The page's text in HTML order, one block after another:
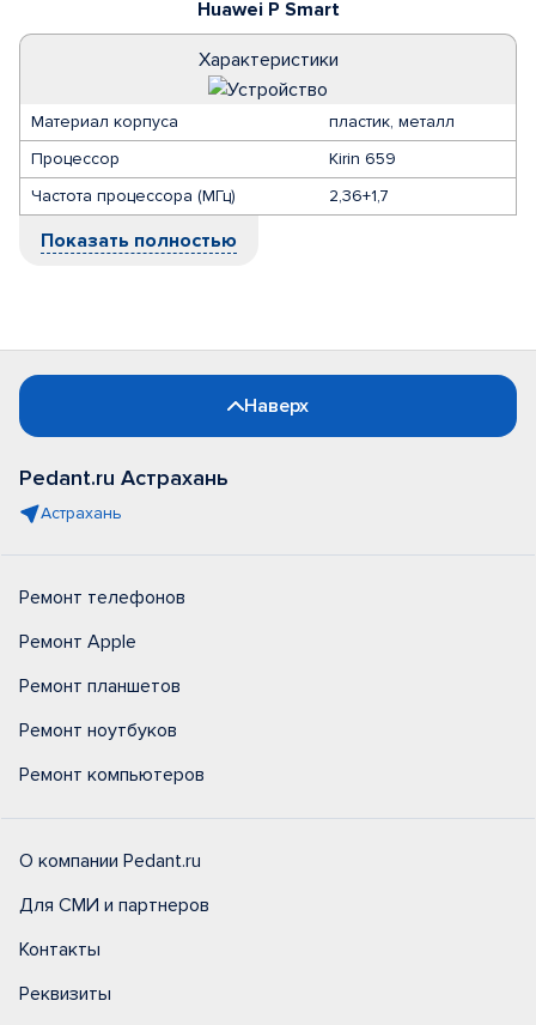
Huawei P Smart
Характеристики
Материал корпуса
пластик, металл
Процессор
Kirin 659
Частота процессора (МГц)
2,36+1,7
Показать полностью
Наверх
Pedant.ru Астрахань
Астрахань
Ремонт телефонов
Ремонт Apple
Ремонт планшетов
Ремонт ноутбуков
Ремонт компьютеров
О компании Pedant.ru
Для СМИ и партнеров
Контакты
Реквизиты